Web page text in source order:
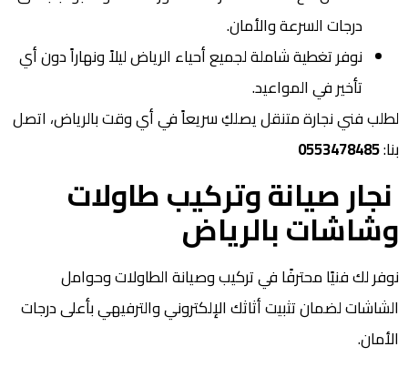
درجات السرعة والأمان.
نوفر تغطية شاملة لجميع أحياء الرياض ليلاً ونهاراً دون أي
تأخير في المواعيد.
لطلب فني نجارة متنقل يصلكِ سريعاً في أي وقت بالرياض، اتصل
بنا:0553478485
نجار صيانة وتركيب طاولات
وشاشات بالرياض
نوفر لك فنيًا محترفًا في تركيب وصيانة الطاولات وحوامل
الشاشات لضمان تثبيت أثاثك الإلكتروني والترفيهي بأعلى درجات
الأمان.